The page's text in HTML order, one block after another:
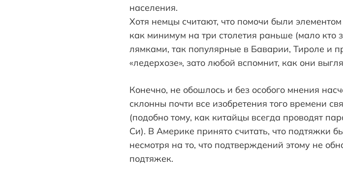
населения.
Хотя немцы считают, что помочи были
как минимум на три столетия раньше (мало кто
лямками, так популярные в Баварии, Тироле и
«ледерхозе», зато любой вспомнит, как они
Конечно, не обошлось и без особого мнения
склонны почти все изобретения того времени
(подобно тому, как китайцы всегда проводят
Си). В Америке принято считать, что подтяжки
несмотря на то, что подтверждений этому не
подтяжек.